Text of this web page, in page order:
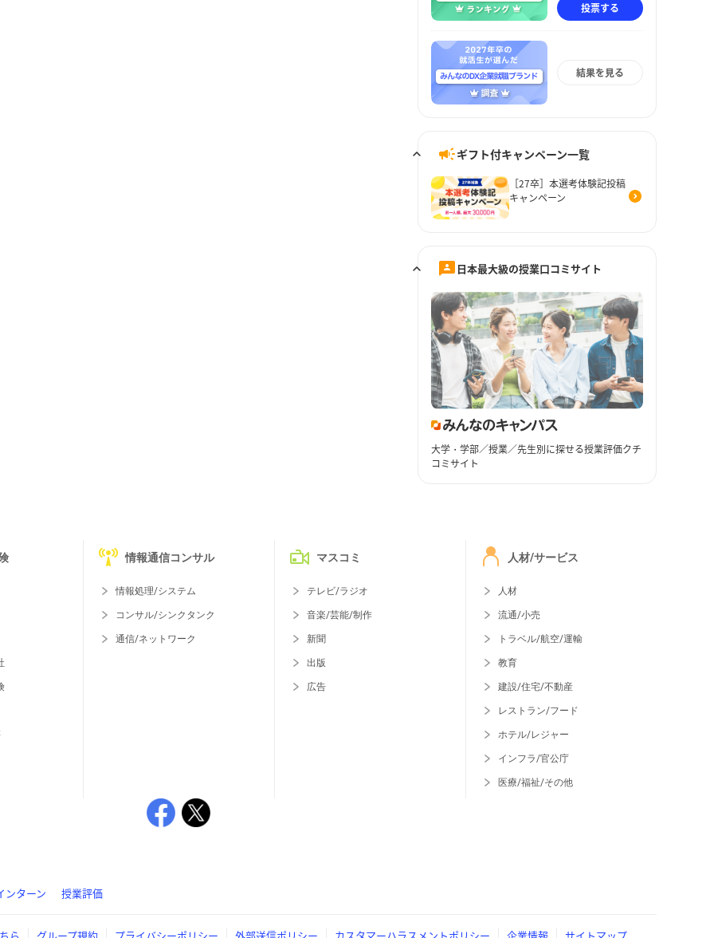
投票する
結果を見る
ギフト付キャンペーン一覧
［27卒］本選考体験記投稿
キャンペーン
日本最大級の授業口コミサイト
大学・学部／授業／先生別に探せる授業評価クチ
コミサイト
情報通信コンサル
情報処理/システム
コンサル/シンクタンク
通信/ネットワーク
マスコミ
テレビ/ラジオ
音楽/芸能/制作
新聞
出版
広告
人材/サービス
人材
流通/小売
トラベル/航空/運輸
教育
建設/住宅/不動産
レストラン/フード
ホテル/レジャー
インフラ/官公庁
医療/福祉/その他
ンターン 授業評価